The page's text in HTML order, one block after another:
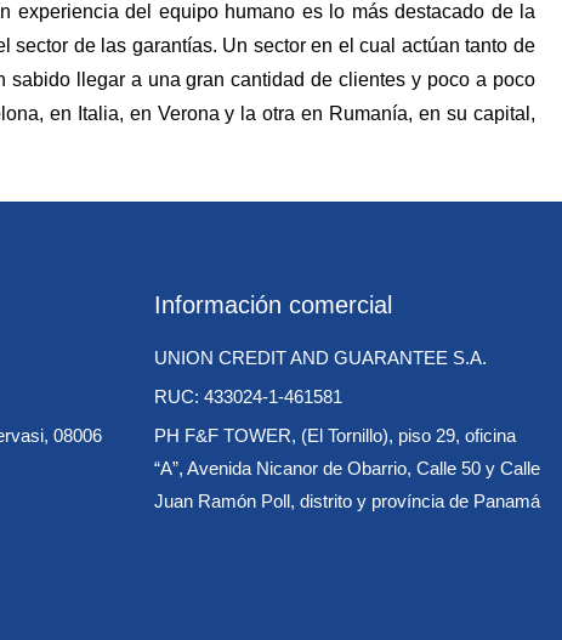
experiencia del equipo humano es lo más destacado de la
de las garantías. Un sector en el cual actúan tanto de
llegar a una gran cantidad de clientes y poco a poco
en Italia, en Verona y la otra en Rumanía, en su capital,
08006
Información comercial
UNION CREDIT AND GUARANTEE S.A.
RUC: 433024-1-461581
PH F&F TOWER, (El Tornillo), piso 29, oficina
“A”, Avenida Nicanor de Obarrio, Calle 50 y Calle
Juan Ramón Poll, distrito y província de Panamá